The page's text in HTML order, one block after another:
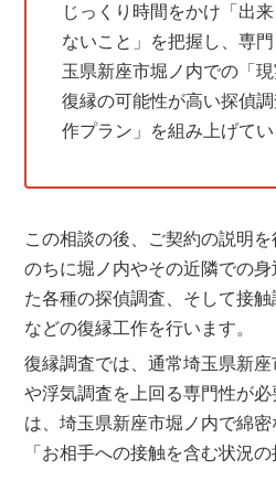
じっくり時間をかけ「出
ないこと」を把握し、専
玉県新座市堀ノ内での「
復縁の可能性が高い探偵
作プラン」を組み上げてい
この相談の後、ご契約の説明
のちに堀ノ内やその近隣での
た各種の探偵調査、そして接
などの復縁工作を行います。
復縁調査では、通常埼玉県新
や浮気調査を上回る専門性が
は、埼玉県新座市堀ノ内で綿密
「お相手への接触を含む状況